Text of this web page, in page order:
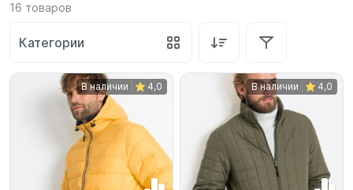
16 товаров
Категории
В наличии 4,0 В наличии 4,0